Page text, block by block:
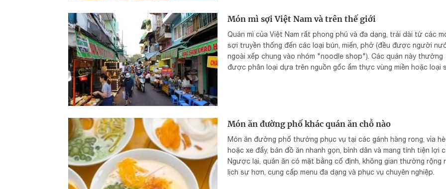
Món mì sợi Việt Nam và trên thế giới
Quán mì của Việt Nam rất phong phú và đa dạng, trải dài từ các
sợi truyền thống đến các loại bún, miến, phở (đều được người
ngoài xếp chung vào nhóm "noodle shop"). Các quán này thường
được phân loại dựa trên nguồn gốc ẩm thực vùng miền hoặc loại
Món ăn đường phố khác quán ăn chỗ nào
Món ăn đường phố thường phục vụ tại các gánh hàng rong, vỉa hè
hoặc xe đẩy, bán đồ ăn nhanh gọn, bình dân và mang tính tiện lợi
Ngược lại, quán ăn có mặt bằng cố định, không gian thường rộng
lịch sự hơn, cung cấp menu đa dạng và phục vụ chuyên nghiệp.